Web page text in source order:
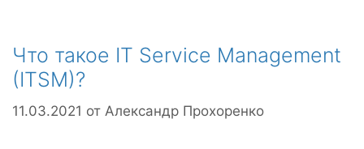
Что такое IT Service Management
(ITSM)?
11.03.2021 от Александр Прохоренко